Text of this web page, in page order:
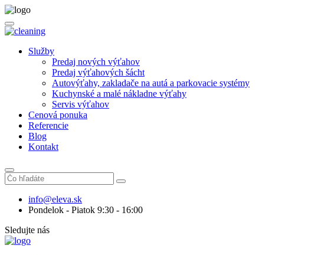
Služby
Predaj nových výťahov
Predaj výťahových šácht
Autovýťahy, zakladače na autá a parkovacie systémy
Kuchynské a malé nákladne výťahy
Servis výťahov
Cenová ponuka
Referencie
Blog
Kontakt
info@eleva.sk
Pondelok - Piatok 9:30 - 16:00
Sledujte nás